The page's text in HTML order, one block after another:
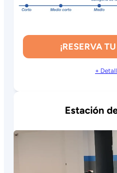
¡RESERVA
+
Estación